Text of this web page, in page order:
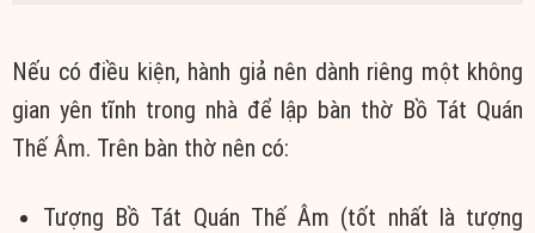
Nếu có điều kiện, hành giả nên dành riêng một không
gian yên tĩnh trong nhà để lập bàn thờ Bồ Tát Quán
Thế Âm. Trên bàn thờ nên có:
Tượng Bồ Tát Quán Thế Âm (tốt nhất là tượng